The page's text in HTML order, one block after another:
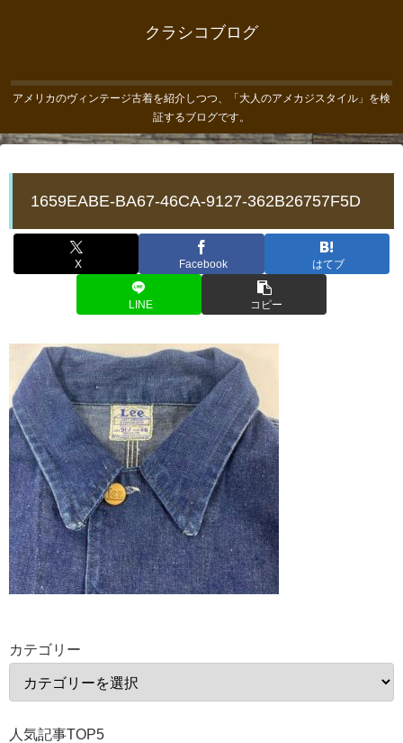
クラシコブログ
アメリカのヴィンテージ古着を紹介しつつ、「大人のアメカジスタイル」を検
証するブログです。
1659EABE-BA67-46CA-9127-362B26757F5D
X Facebook はてブ
LINE コピー
カテゴリー
人気記事TOP5